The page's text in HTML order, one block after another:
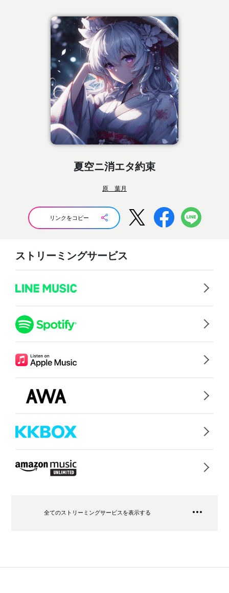
夏空ニ消エタ約束
原 葉月
リンクをコピー
ストリーミングサービス
全てのストリーミングサービスを表示する